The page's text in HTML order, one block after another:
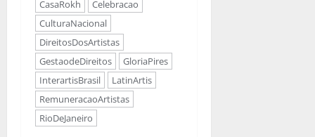
CasaRokh
Celebracao
CulturaNacional
DireitosDosArtistas
GestaodeDireitos
GloriaPires
InterartisBrasil
LatinArtis
RemuneracaoArtistas
RioDeJaneiro